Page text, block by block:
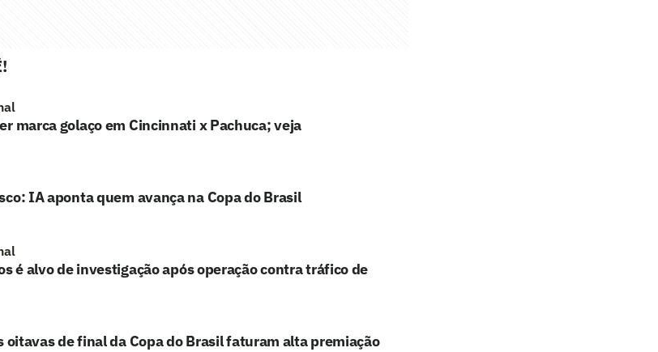
marca golaço em Cincinnati x Pachuca; veja
IA aponta quem avança na Copa do Brasil
é alvo de investigação após operação contra tráfico de
oitavas de final da Copa do Brasil faturam alta premiação